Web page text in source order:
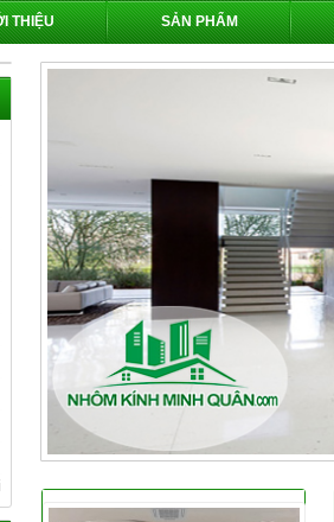
THIỆU SẢN PHẨM